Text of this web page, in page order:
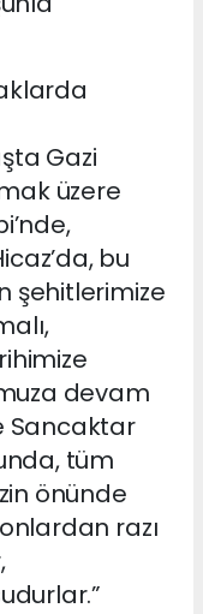
Gazi
üzere
bu
şehitlerimize
devam
Sancaktar
tüm
önünde
razı